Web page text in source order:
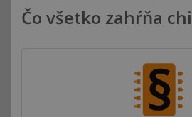
Čo všetko zahŕňa